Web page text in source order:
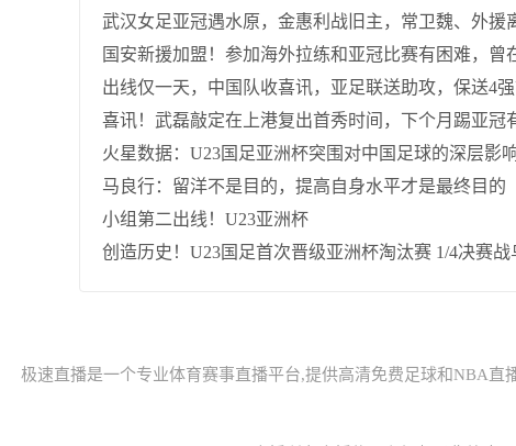
武汉女足亚冠遇水原，金惠利战旧主，常卫魏、外援
国安新援加盟！参加海外拉练和亚冠比赛有困难，曾
出线仅一天，中国队收喜讯，亚足联送助攻，保送4强
喜讯！武磊敲定在上港复出首秀时间，下个月踢亚冠
火星数据：U23国足亚洲杯突围对中国足球的深层影
马良行：留洋不是目的，提高自身水平才是最终目的
小组第二出线！U23亚洲杯
创造历史！U23国足首次晋级亚洲杯淘汰赛 1/4决赛战
极速直播是一个专业体育赛事直播平台,提供高清免费足球和NBA